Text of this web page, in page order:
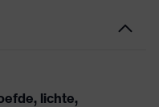
lichte,